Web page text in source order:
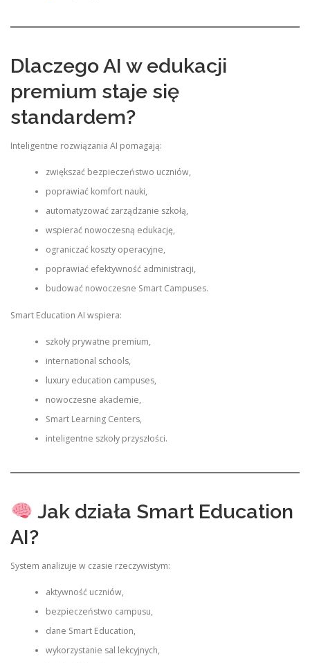
Dlaczego AI w edukacji
premium staje się
standardem?
Inteligentne rozwiązania AI pomagają:
zwiększać bezpieczeństwo uczniów,
poprawiać komfort nauki,
automatyzować zarządzanie szkołą,
wspierać nowoczesną edukację,
ograniczać koszty operacyjne,
poprawiać efektywność administracji,
budować nowoczesne Smart Campuses.
Smart Education AI wspiera:
szkoły prywatne premium,
international schools,
luxury education campuses,
nowoczesne akademie,
Smart Learning Centers,
inteligentne szkoły przyszłości.
Jak działa Smart Education
AI?
System analizuje w czasie rzeczywistym:
aktywność uczniów,
bezpieczeństwo campusu,
dane Smart Education,
wykorzystanie sal lekcyjnych,